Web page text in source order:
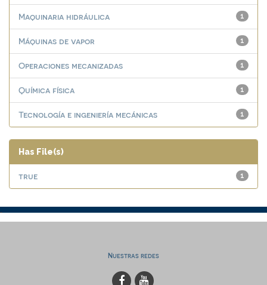
1
Maquinaria hidráulica
1
Máquinas de vapor
1
Operaciones mecanizadas
1
Química física
1
Tecnología e ingeniería mecánicas
Has File(s)
1
true
Nuestras redes